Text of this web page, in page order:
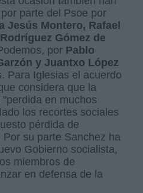
parte del Psoe por
Jesús Montero, Rafael
Gómez de
por Pablo
y Juantxo López
Para Iglesias el acuerdo
considera que la
en muchos
los recortes sociales
pérdida de
su parte Sanchez ha
Gobierno socialista,
miembros de
en defensa de la